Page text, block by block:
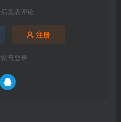
设置里有多个键盘，注意
发表评论
注册
号登录